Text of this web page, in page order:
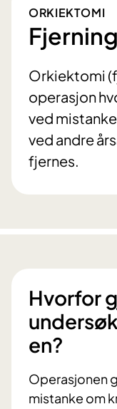
ORKIEKTOMI
Orkiektomi
operasjon
ved
ved andre
fjernes.
Hvorfor
en?
Operasjonen
mistanke om